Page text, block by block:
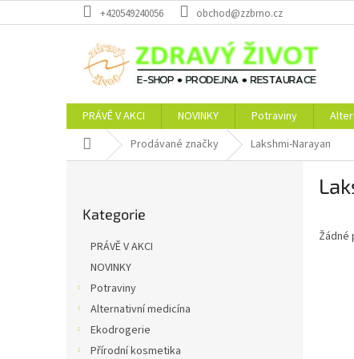
na
+420549240056 obchod@zzbrno.cz
PRÁVĚ V AKCI NOVINKY Potraviny
Domů Prodávané značky Lakshmi-Narayan
kategorie
Kategorie
PRÁVĚ V AKCI
NOVINKY
Potraviny
Alternativní medicína
Ekodrogerie
Přírodní kosmetika
Žádné